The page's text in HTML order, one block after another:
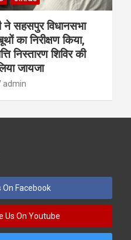
ने सहसपुर विधानसभा
का निरीक्षण किया,
निस्तारण शिविर की
जायजा
admin
On Facebook
Us On Youtube